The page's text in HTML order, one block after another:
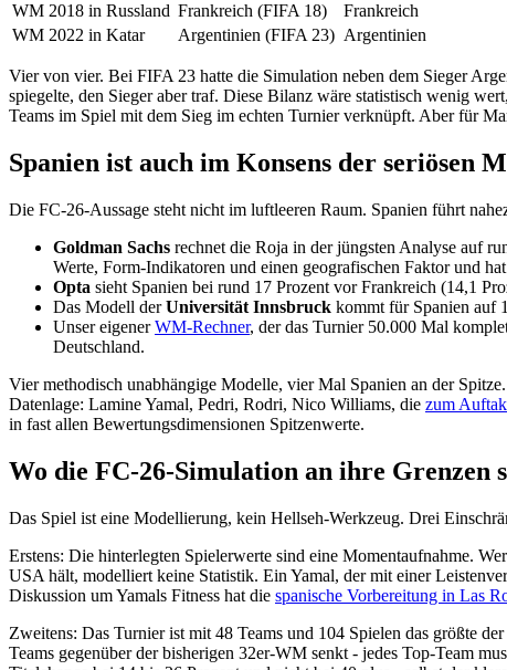
WM 2018 in Russland Frankreich (FIFA 18)
Frankreich
WM 2022 in Katar
Argentinien (FIFA 23) Argentinien
Vier von vier. Bei FIFA 23 hatte die Simulation neben dem Sieger
spiegelte, den Sieger aber traf. Diese Bilanz wäre statistisch wenig
Teams im Spiel mit dem Sieg im echten Turnier verknüpft. Aber für
Spanien ist auch im Konsens der seriösen
Die FC-26-Aussage steht nicht im luftleeren Raum. Spanien führt
Goldman Sachs rechnet die Roja in der jüngsten Analyse auf
Werte, Form-Indikatoren und einen geografischen Faktor und
Opta sieht Spanien bei rund 17 Prozent vor Frankreich (14,1
Das Modell derUniversität Innsbruck kommt für Spanien auf
Unser eigenerWM-Rechner, der das Turnier 50.000 Mal
Deutschland.
Vier methodisch unabhängige Modelle, vier Mal Spanien an der
Datenlage: Lamine Yamal, Pedri, Rodri, Nico Williams, die zum
in fast allen Bewertungsdimensionen Spitzenwerte.
Wo die FC-26-Simulation an ihre Grenzen
Das Spiel ist eine Modellierung, kein Hellseh-Werkzeug. Drei
Erstens: Die hinterlegten Spielerwerte sind eine Momentaufnahme.
USA hält, modelliert keine Statistik. Ein Yamal, der mit einer
Diskussion um Yamals Fitness hat die spanische Vorbereitung in Las
Zweitens: Das Turnier ist mit 48 Teams und 104 Spielen das größte
Teams gegenüber der bisherigen 32er-WM senkt - jedes Top-Team